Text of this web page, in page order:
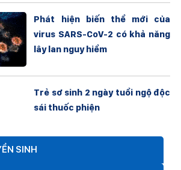
Phát hiện biến thể mới của
virus SARS-CoV-2 có khả năng
lây lan nguy hiểm
Trẻ sơ sinh 2 ngày tuổi ngộ độc
sái thuốc phiện
SINH